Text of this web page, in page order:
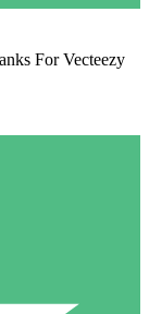
For Vecteezy